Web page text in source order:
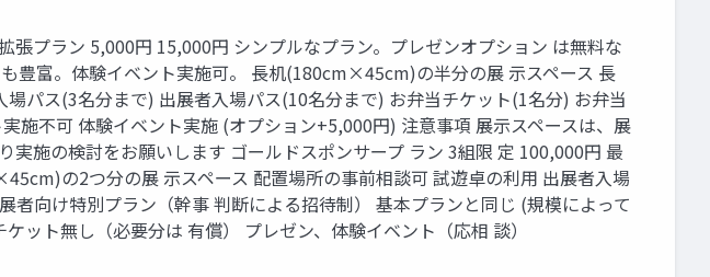
プラン 5,000円 15,000円 シンプルなプラン。プレゼンオプション は無料な
豊富。体験イベント実施可。 ⻑机(180cm×45cm)の半分の展 ⽰スペース ⻑
パス(3名分まで) 出展者⼊場パス(10名分まで) お弁当チケット(1名分) お弁当
不可 体験イベント実施 (オプション+5,000円) 注意事項 展⽰スペースは、展
施の検討をお願いします ゴールドスポンサープ ラン 3組限 定 100,000円 最
の2つ分の展 ⽰スペース 配置場所の事前相談可 試遊卓の利⽤ 出展者⼊場
向け特別プラン（幹事 判断による招待制） 基本プランと同じ (規模によって
ット無し（必要分は 有償） プレゼン、体験イベント（応相 談）